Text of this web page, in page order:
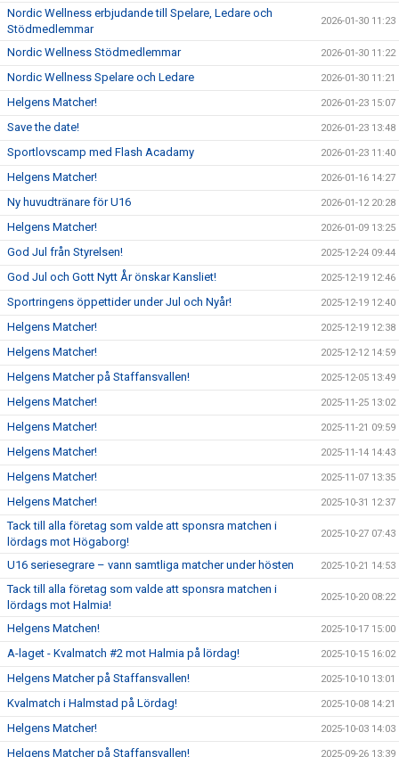
Nordic Wellness erbjudande till Spelare, Ledare och
Stödmedlemmar
2026-01-30 11:23
Nordic Wellness Stödmedlemmar 2026-01-30 11:22
Nordic Wellness Spelare och Ledare 2026-01-30 11:21
Helgens Matcher! 2026-01-23 15:07
Save the date! 2026-01-23 13:48
Sportlovscamp med Flash Acadamy 2026-01-23 11:40
Helgens Matcher! 2026-01-16 14:27
Ny huvudtränare för U16 2026-01-12 20:28
Helgens Matcher! 2026-01-09 13:25
God Jul från Styrelsen! 2025-12-24 09:44
God Jul och Gott Nytt År önskar Kansliet! 2025-12-19 12:46
Sportringens öppettider under Jul och Nyår! 2025-12-19 12:40
Helgens Matcher! 2025-12-19 12:38
Helgens Matcher! 2025-12-12 14:59
Helgens Matcher på Staffansvallen! 2025-12-05 13:49
Helgens Matcher! 2025-11-25 13:02
Helgens Matcher! 2025-11-21 09:59
Helgens Matcher! 2025-11-14 14:43
Helgens Matcher! 2025-11-07 13:35
Helgens Matcher! 2025-10-31 12:37
Tack till alla företag som valde att sponsra matchen i
lördags mot Högaborg!
2025-10-27 07:43
U16 seriesegrare – vann samtliga matcher under hösten 2025-10-21 14:53
Tack till alla företag som valde att sponsra matchen i
lördags mot Halmia!
2025-10-20 08:22
Helgens Matchen! 2025-10-17 15:00
A-laget - Kvalmatch #2 mot Halmia på lördag! 2025-10-15 16:02
Helgens Matcher på Staffansvallen! 2025-10-10 13:01
Kvalmatch i Halmstad på Lördag! 2025-10-08 14:21
Helgens Matcher! 2025-10-03 14:03
Helgens Matcher på Staffansvallen! 2025-09-26 13:39